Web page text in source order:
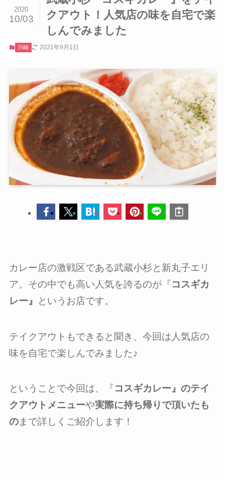
クアウト！人気店の味を自宅で楽
しんでみました
2020
10/03
川崎 2021年9月1日
カレー店の激戦区である武蔵小杉と新丸子エリ
ア。その中でも高い人気を誇るのが『 コスギカ
レー』
というお店です。
テイクアウトもできると聞き、今回は人気店の
味を自宅で楽しんでみました♪
ということで今回は、『 コスギカレー』のテイ
クアウトメニューや実際に持ち帰りで頂いたも
のまで詳しくご紹介します！